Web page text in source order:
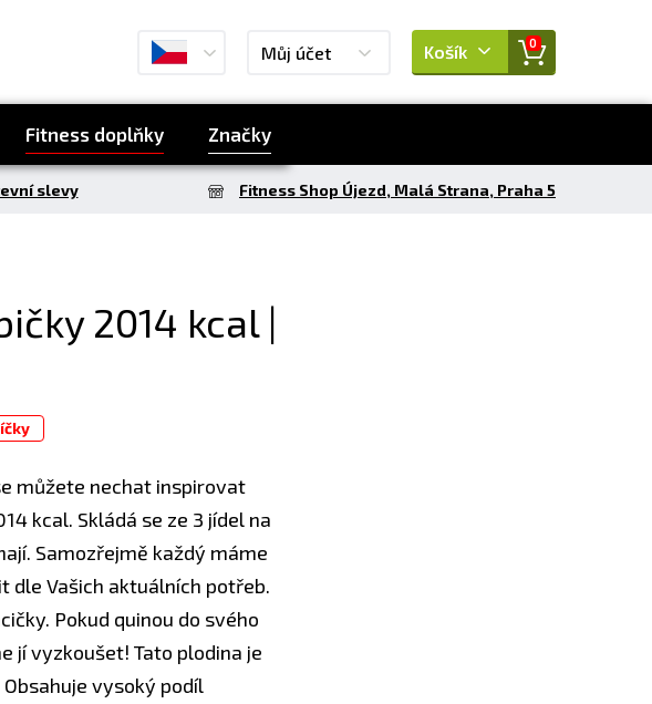
Můj účet Košík 0
Fitness doplňky Značky
slevy Fitness Shop Újezd, Malá Strana, Praha 5
2014 kcal |
můžete nechat inspirovat
kcal. Skládá se ze 3 jídel na
Samozřejmě každý máme
dle Vašich aktuálních potřeb.
Pokud quinou do svého
jí vyzkoušet! Tato plodina je
vysoký podíl